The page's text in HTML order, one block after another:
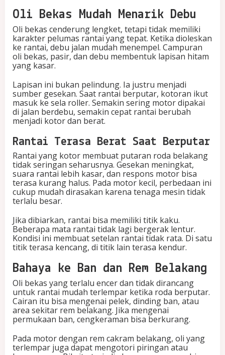
Oli Bekas Mudah Menarik Debu
Oli bekas cenderung lengket, tetapi tidak memiliki
karakter pelumas rantai yang tepat. Ketika dioleskan
ke rantai, debu jalan mudah menempel. Campuran
oli bekas, pasir, dan debu membentuk lapisan hitam
yang kasar.
Lapisan ini bukan pelindung. Ia justru menjadi
sumber gesekan. Saat rantai berputar, kotoran ikut
masuk ke sela roller. Semakin sering motor dipakai
di jalan berdebu, semakin cepat rantai berubah
menjadi kotor dan berat.
Rantai Terasa Berat Saat Berputar
Rantai yang kotor membuat putaran roda belakang
tidak seringan seharusnya. Gesekan meningkat,
suara rantai lebih kasar, dan respons motor bisa
terasa kurang halus. Pada motor kecil, perbedaan ini
cukup mudah dirasakan karena tenaga mesin tidak
terlalu besar.
Jika dibiarkan, rantai bisa memiliki titik kaku.
Beberapa mata rantai tidak lagi bergerak lentur.
Kondisi ini membuat setelan rantai tidak rata. Di satu
titik terasa kencang, di titik lain terasa kendur.
Bahaya ke Ban dan Rem Belakang
Oli bekas yang terlalu encer dan tidak dirancang
untuk rantai mudah terlempar ketika roda berputar.
Cairan itu bisa mengenai pelek, dinding ban, atau
area sekitar rem belakang. Jika mengenai
permukaan ban, cengkeraman bisa berkurang.
Pada motor dengan rem cakram belakang, oli yang
terlempar juga dapat mengotori piringan atau